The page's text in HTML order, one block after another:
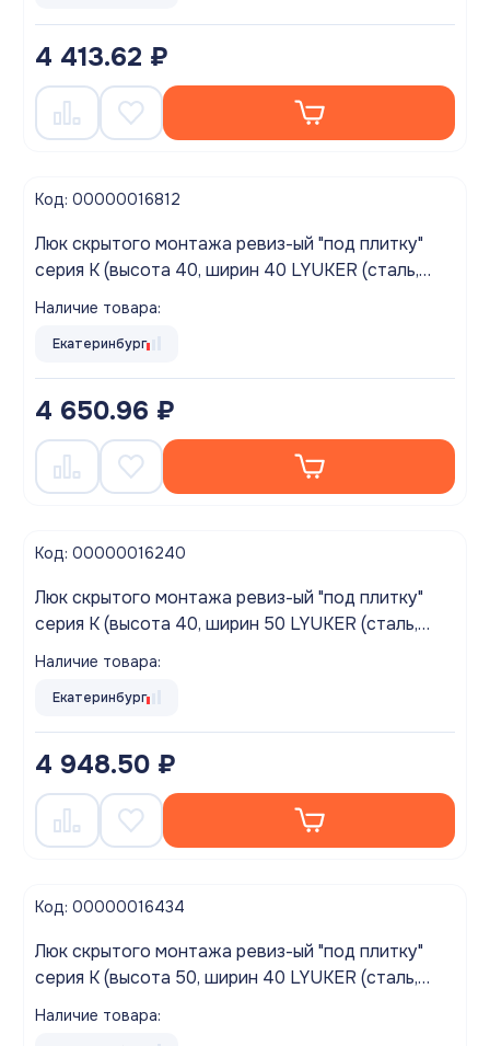
4 413.62 ₽
Код: 00000016812
Люк скрытого монтажа ревиз-ый "под плитку"
серия K (высота 40, ширин 40 LYUKER (сталь,
нажимной)
Наличие товара:
Екатеринбург
4 650.96 ₽
Код: 00000016240
Люк скрытого монтажа ревиз-ый "под плитку"
серия K (высота 40, ширин 50 LYUKER (сталь,
нажимной)
Наличие товара:
Екатеринбург
4 948.50 ₽
Код: 00000016434
Люк скрытого монтажа ревиз-ый "под плитку"
серия K (высота 50, ширин 40 LYUKER (сталь,
нажимной)
Наличие товара: